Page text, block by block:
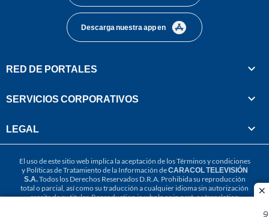
Descarga nuestra app en
RED DE PORTALES
SERVICIOS CORPORATIVOS
LEGAL
El uso de este sitio web implica la aceptación de losTérminos y condiciones
y Políticas de Tratamiento de la Información deCARACOL TELEVISIÓN
S.A.Todos los Derechos Reservados D.R.A. Prohibida su reproducción
total o parcial, así como su traducción a cualquier idioma sin autorización
escrita de su titular. Reproduction in whole or in part, or translation